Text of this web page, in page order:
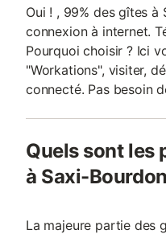
Oui ! , 99% des gîtes
connexion à internet.
Pourquoi choisir ? Ici
"Workations", visiter,
connecté. Pas besoin
Quels sont les
à Saxi-
La majeure partie des